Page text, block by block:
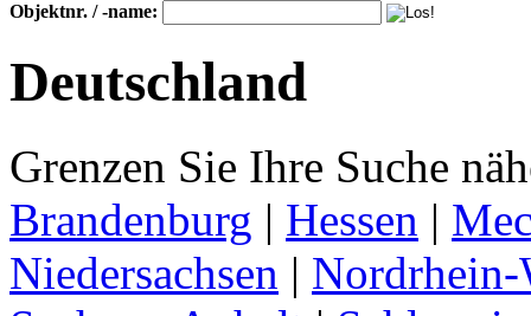
Objektnr. / -name:
Deutschland
Grenzen Sie Ihre Suche
Brandenburg | Hessen |
Niedersachsen | Nordrhein-